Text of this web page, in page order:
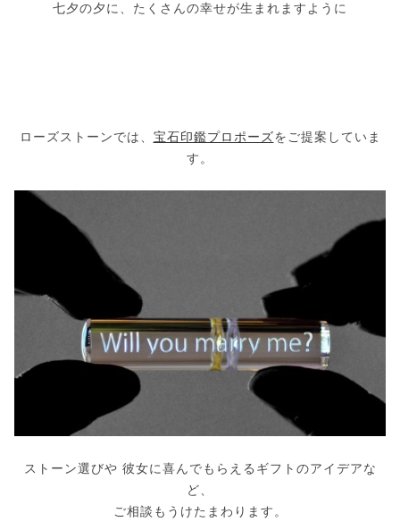
七夕の夕に、たくさんの幸せが生まれますように
ローズストーンでは、 宝石印鑑プロポーズをご提案していま
す。
ストーン選びや 彼女に喜んでもらえるギフトのアイデアな
ど、
ご相談もうけたまわります。